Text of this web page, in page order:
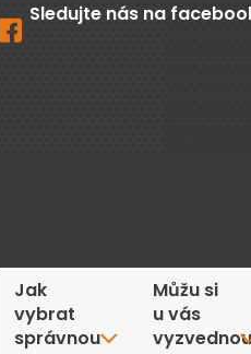
Sledujte nás na
Jak
vybrat
správnou
Můžu si
u vás